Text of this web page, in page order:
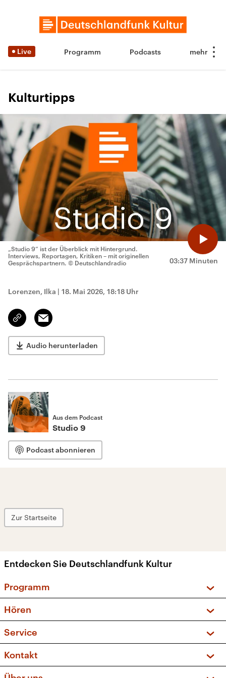
Live Programm Podcasts
Kulturtipps
03:37 Minuten
„Studio 9“ ist der Überblick mit Hintergrund.
Interviews, Reportagen, Kritiken – mit originellen
Gesprächspartnern. © Deutschlandradio
Lorenzen, Ilka | 18. Mai 2026, 18:18 Uhr
Link
kopieren/teilen
Email
Audio herunterladen
Aus dem Podcast
Studio 9
Podcast abonnieren
Zur Startseite
Entdecken Sie Deutschlandfunk Kultur
Programm
Sendungen und Podcasts
Musikliste
Kakadu – Das Kinderprogramm
Hören
Frequenzen (UKW + DAB+)
Service
FAQ
Apps
Kontakt